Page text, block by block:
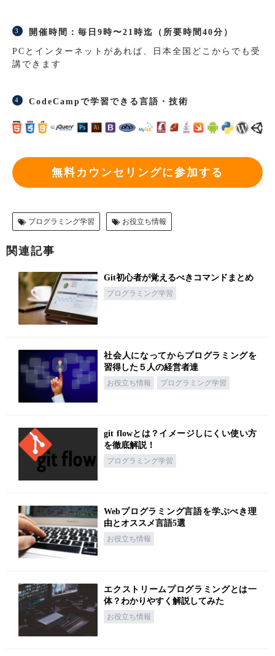
開催時間：毎日9時〜21時迄（所要時間40分）
PCとインターネットがあれば、日本全国どこからでも受
講できます
CodeCampで学習できる言語・技術
無料カウンセリングに参加する
プログラミング学習 お役立ち情報
関連記事
Git初心者が覚えるべきコマンドまとめ
プログラミング学習
社会人になってからプログラミングを
習得した５人の経営者達
お役立ち情報 プログラミング学習
git flowとは？イメージしにくい使い方
を徹底解説！
プログラミング学習
Webプログラミング言語を学ぶべき理
由とオススメ言語5選
お役立ち情報
エクストリームプログラミングとは一
体？わかりやすく解説してみた
お役立ち情報